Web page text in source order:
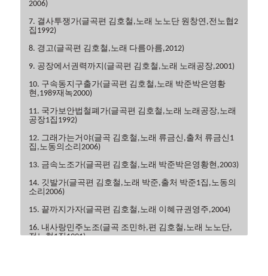
2006)
7. 결사투쟁가(글곡편 김호철,노래 노노단 원창연,전노협2
집1992)
8. 경고(글곡편 김호철,노래 다름아름,2012)
9. 공장에서권력까지(글곡편 김호철,노래 노래공장,2001)
10. 구속동지구출가(글곡편 김호철,노래 박준박은영황
현,1989재녹2000)
11. 국가보안법철폐가(글곡편 김호철,노래 노래공장,노래
공장1집1992)
12. 그래가는거야(글곡 김호철,노래 류금신,출처 류금신1
집,노동의소리2006)
13. 금속노조가(글곡편 김호철,노래 박준박은영황현,2003)
14. 깃발가(글곡편 김호철,노래 박준,출처 박준1집,노동의
소리2006)
15. 끝까지가자(글곡편 김호철,노래 이혜규권영주,2004)
16. 내사랑민주노조(글곡 조민하,편 김호철,노래 노노단,
전노협1집1991)